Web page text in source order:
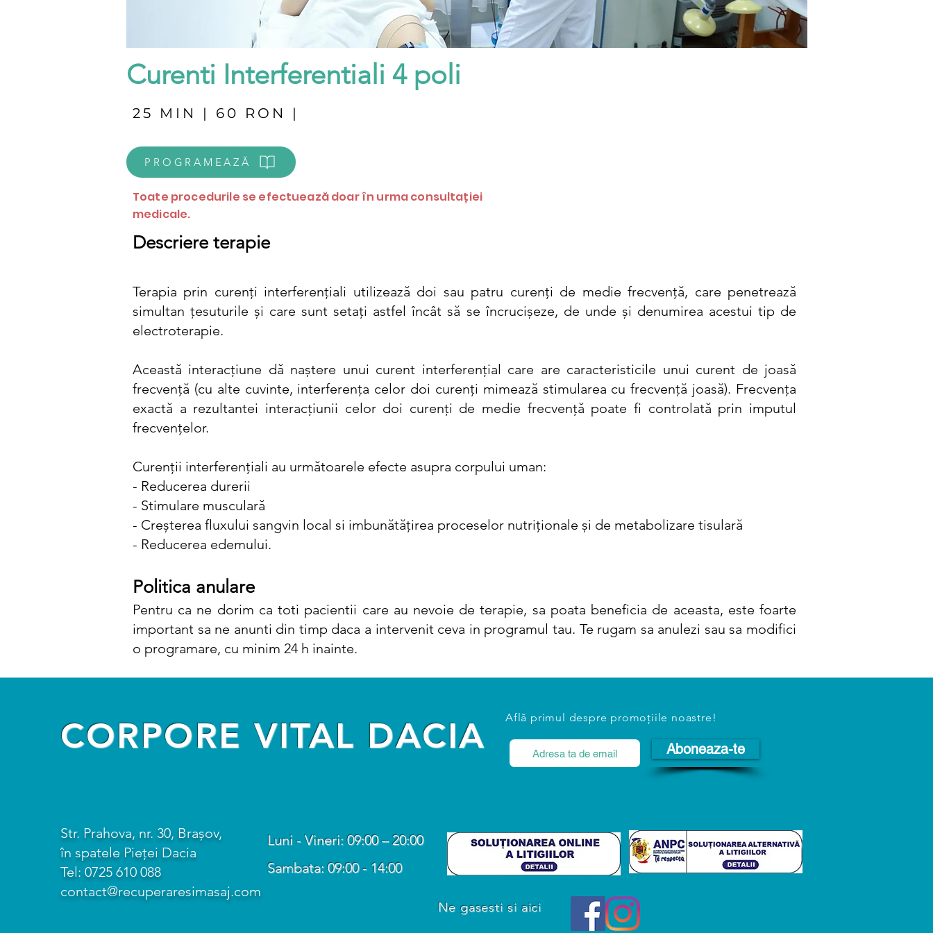
Curenti Interferentiali 4 poli
25 MIN | 60 RON |
PROGRAMEAZĂ
Toate procedurile se efectuează doar în urma consultației
medicale.
Descriere terapie
Terapia prin curenți interferenţiali utilizează doi sau patru curenți de medie frecvență, care penetrează
simultan țesuturile şi care sunt setaţi astfel încât să se încrucişeze, de unde şi denumirea acestui tip de
electroterapie.
Această interacţiune dă naştere unui curent interferenţial care are caracteristicile unui curent de joasă
frecvenţă (cu alte cuvinte, interferenţa celor doi curenţi mimează stimularea cu frecvenţă joasă). Frecvenţa
exactă a rezultantei interacţiunii celor doi curenţi de medie frecvenţă poate fi controlată prin imputul
frecvenţelor.
Curenții interferențiali au următoarele efecte asupra corpului uman:
- Reducerea durerii
- Stimulare musculară
- Creşterea fluxului sangvin local si imbunătățirea proceselor nutriționale și de metabolizare tisulară
- Reducerea edemului.
Politica anulare
Pentru ca ne dorim ca toti pacientii care au nevoie de terapie, sa poata beneficia de aceasta, este foarte
important sa ne anunti din timp daca a intervenit ceva in programul tau. Te rugam sa anulezi sau sa modifici
o programare, cu minim 24 h inainte.
CORPORE VITAL DACIA Află primul despre promoțiile noastre!
Aboneaza-te
Str. Prahova, nr. 30, Brașov,
în spatele Pieței Dacia
Tel: 0725 610 088
contact@recuperaresimasaj.com
Luni - Vineri: 09:00 – 20:00
Sambata: 09:00 - 14:00
Ne gasesti si aici